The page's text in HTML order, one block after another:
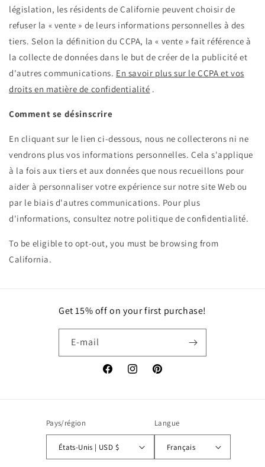
législation, les résidents de Californie peuvent choisir de
refuser la « vente » de leurs informations personnelles à des
tiers. Selon la définition du CCPA, la « vente » fait référence à
la collecte de données dans le but de créer de la publicité et
d'autres communications. En savoir plus sur le CCPA et vos
droits en matière de confidentialité .
Comment se désinscrire
En cliquant sur le lien ci-dessous, nous ne collecterons ni ne
vendrons plus vos informations personnelles. Cela s'applique
à la fois aux tiers et aux données que nous recueillons pour
aider à personnaliser votre expérience sur notre site Web ou
par le biais d'autres communications. Pour plus
d'informations, consultez notre politique de confidentialité.
To be eligible to opt-out, you must be browsing from
California.
Get 15% off on your first purchase!
E-mail
FacebookInstagramPinterest
Pays/région
États-Unis | USD $
Langue
Français